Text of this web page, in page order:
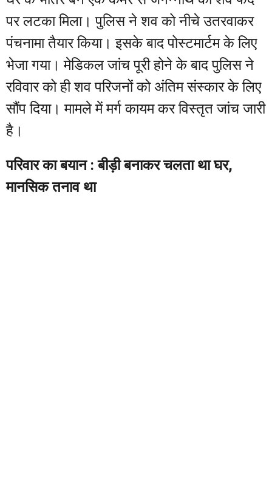
पर लटका मिला। पुलिस ने शव को नीचे उतरवाकर
पंचनामा तैयार किया। इसके बाद पोस्टमार्टम के लिए
भेजा गया। मेडिकल जांच पूरी होने के बाद पुलिस ने
रविवार को ही शव परिजनों को अंतिम संस्कार के लिए
सौंप दिया। मामले में मर्ग कायम कर विस्तृत जांच जारी
है।
परिवार का बयान : बीड़ी बनाकर चलता था घर,
मानसिक तनाव था